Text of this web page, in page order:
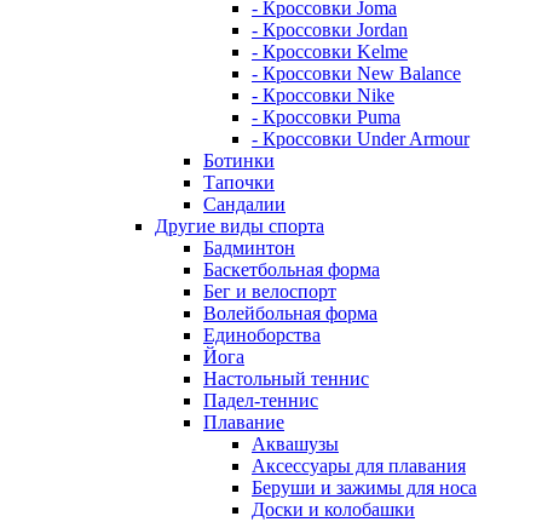
- Кроссовки Joma
- Кроссовки Jordan
- Кроссовки Kelme
- Кроссовки New Balance
- Кроссовки Nike
- Кроссовки Puma
- Кроссовки Under Armour
Ботинки
Тапочки
Сандалии
Другие виды спорта
Бадминтон
Баскетбольная форма
Бег и велоспорт
Волейбольная форма
Единоборства
Йога
Настольный теннис
Падел-теннис
Плавание
Аквашузы
Аксессуары для плавания
Беруши и зажимы для носа
Доски и колобашки